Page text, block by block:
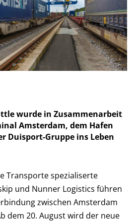
wurde in Zusammenarbeit
Amsterdam, dem Hafen
Duisport-Gruppe ins Leben
Transporte spezialiserte
und Nunner Logistics führen
zwischen Amsterdam
dem 20. August wird der neue